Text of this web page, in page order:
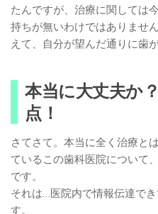
たんですが、治療に関しては
持ちが無いわけではありませ
えて、自分が望んだ通りに歯
本当に大丈夫か
点！
さてさて。本当に全く治療と
ているこの歯科医院について
です。
それは…医院内で情報伝達で
す。